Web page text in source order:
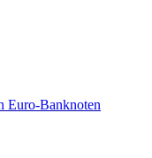
Euro-Banknoten